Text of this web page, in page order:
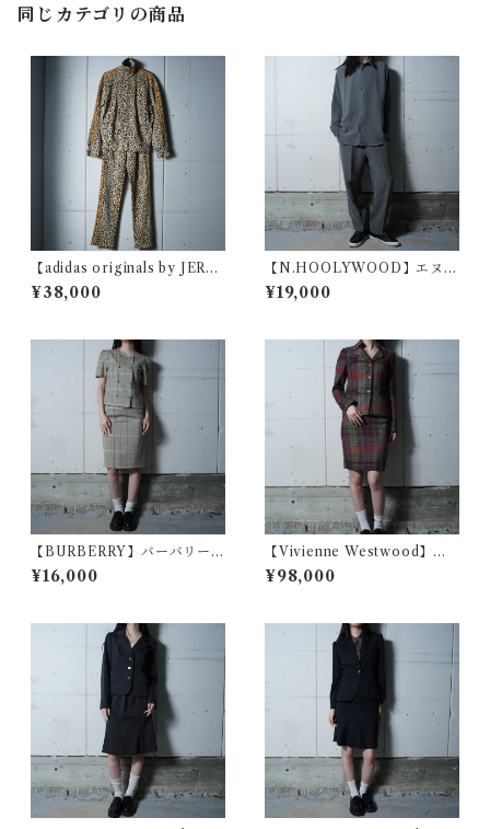
同じカテゴリの商品
【adidas originals by JERE
MY SCOTTO】トレフォイル
ロゴレオパード3ライントラッ
¥38,000
【N.HOOLYWOOD】エヌハ
リウッド ポリジャケット・ス
ラックスセットアップ gray
¥19,000
【BURBERRY】バーバリー
ロゴボタンWOOL100％ 半袖
ジャケット・スカートセット
¥16,000
【Vivienne Westwood】ヴ
ィヴィアンウエストウッド ウ
ール100％チェックジャケッ
¥98,000